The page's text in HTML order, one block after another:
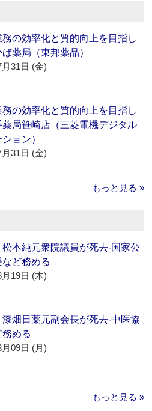
務の効率化と質的向上を目指し
薬局（東邦薬品）
31日 (金)
務の効率化と質的向上を目指し
薬局笹崎店（三菱電機デジタル
ョン）
31日 (金)
もっと見る »
松本純元衆院議員が死去‐国家公
ど務める
19日 (木)
漆畑日薬元副会長が死去‐中医協
める
09日 (月)
もっと見る »